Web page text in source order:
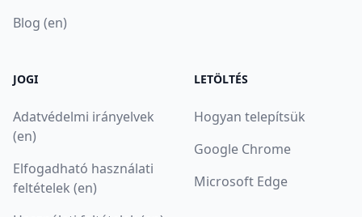
Blog (en)
JOGI
Adatvédelmi irányelvek
(en)
Elfogadható használati
feltételek (en)
LETÖLTÉS
Hogyan telepítsük
Google Chrome
Microsoft Edge